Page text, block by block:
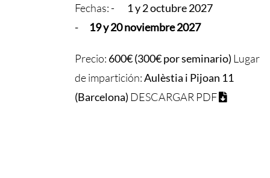
Fechas: - 1 y 2 octubre 2027
- 19 y20 noviembre 2027
Precio: 600€ (300€ por seminario) Lugar
de impartición:Aulèstia i Pijoan 11
(Barcelona) DESCARGAR PDF